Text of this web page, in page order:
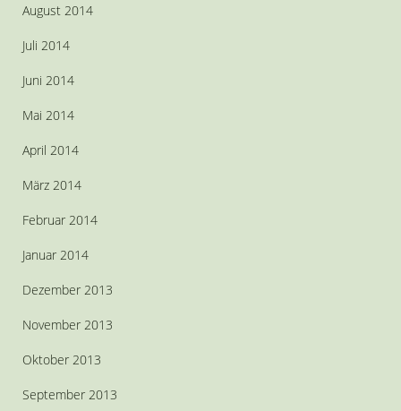
August 2014
Juli 2014
Juni 2014
Mai 2014
April 2014
März 2014
Februar 2014
Januar 2014
Dezember 2013
November 2013
Oktober 2013
September 2013